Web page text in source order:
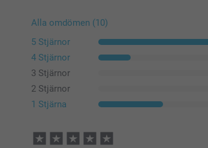
Alla omdömen (10)
5 Stjärnor
4 Stjärnor
3 Stjärnor
2 Stjärnor
1 Stjärna